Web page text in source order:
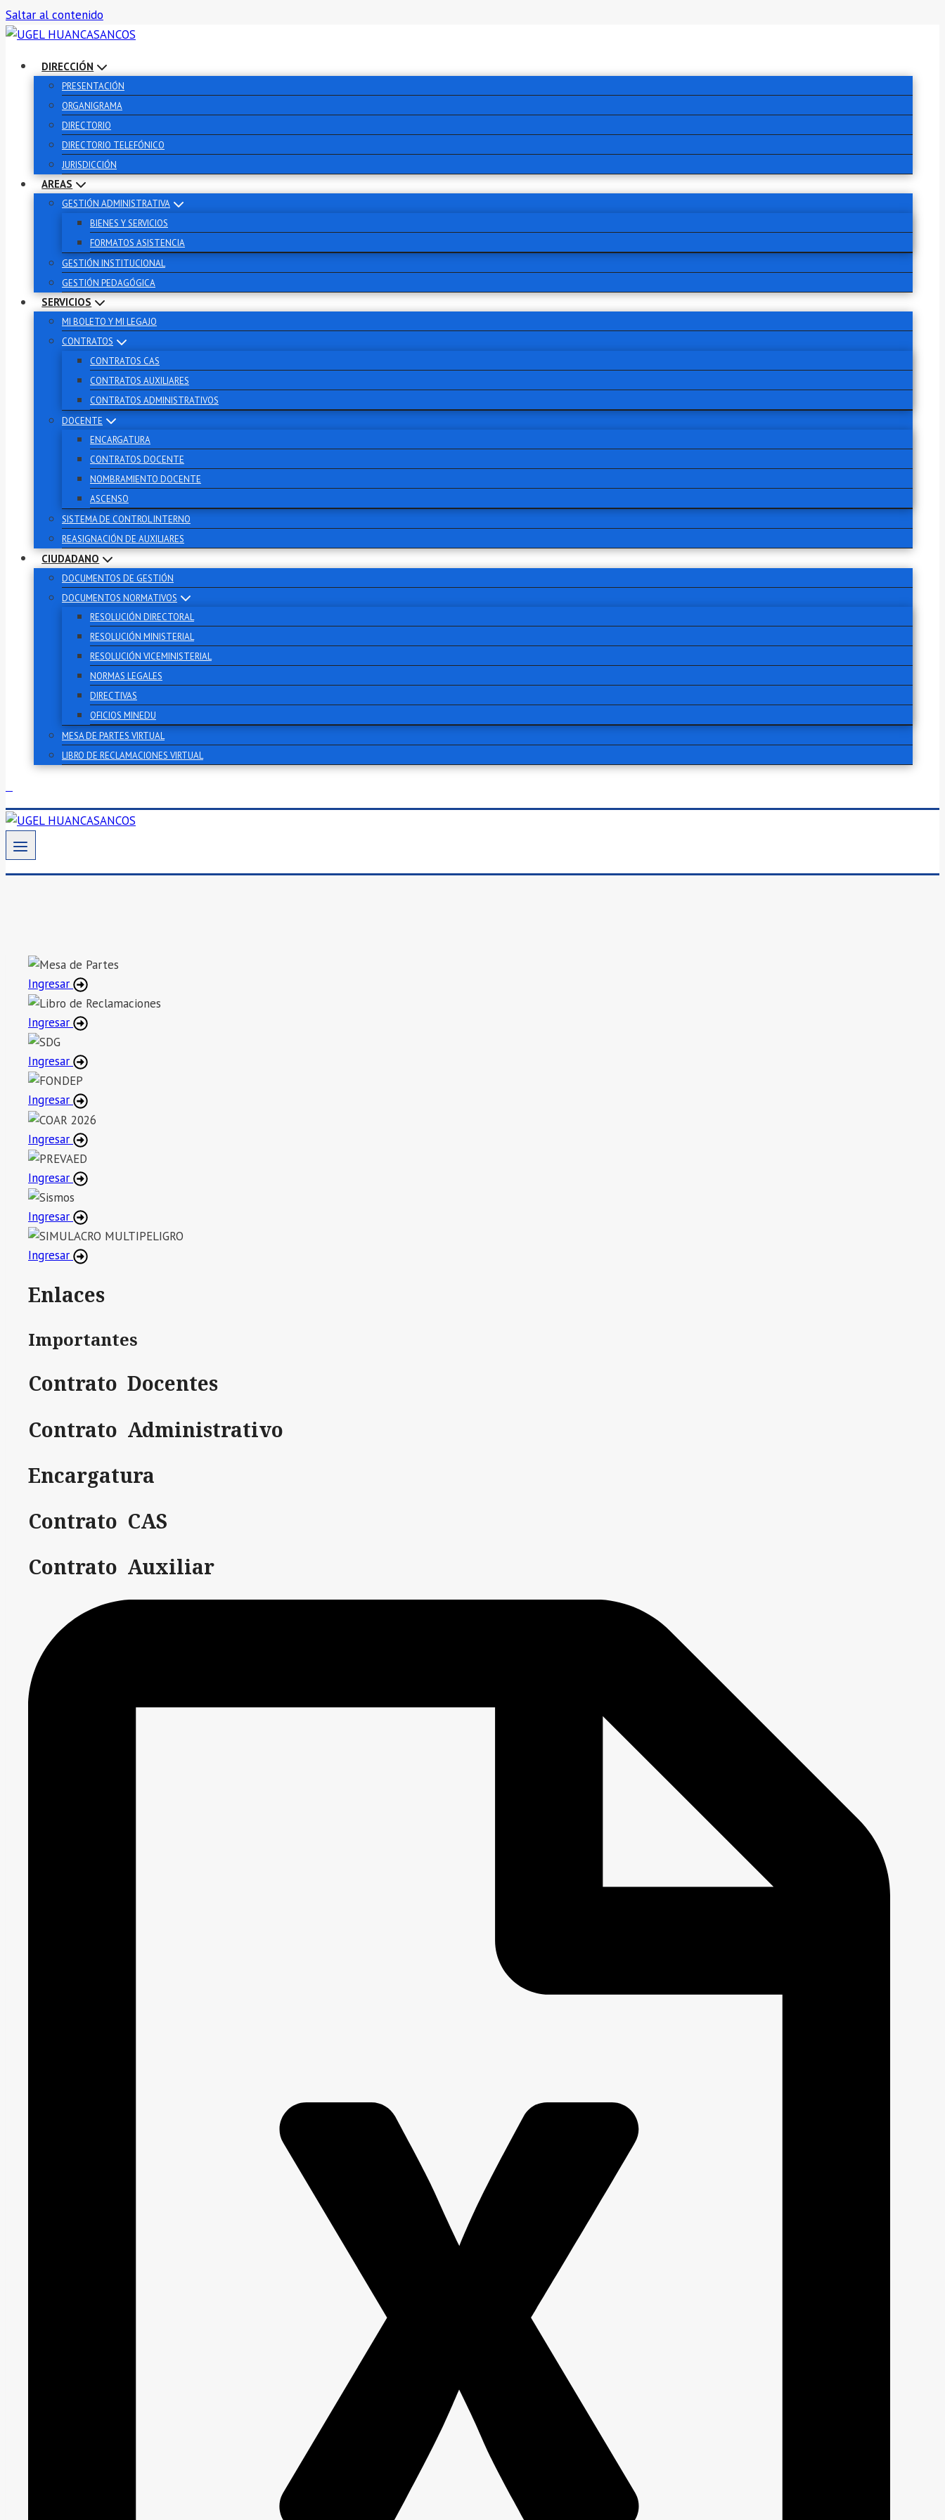
Saltar al contenido
DIRECCIÓN
PRESENTACIÓN
ORGANIGRAMA
DIRECTORIO
DIRECTORIO TELEFÓNICO
JURISDICCIÓN
AREAS
GESTIÓN ADMINISTRATIVA
BIENES Y SERVICIOS
FORMATOS ASISTENCIA
GESTIÓN INSTITUCIONAL
GESTIÓN PEDAGÓGICA
SERVICIOS
MI BOLETO Y MI LEGAJO
CONTRATOS
CONTRATOS CAS
CONTRATOS AUXILIARES
CONTRATOS ADMINISTRATIVOS
DOCENTE
ENCARGATURA
CONTRATOS DOCENTE
NOMBRAMIENTO DOCENTE
ASCENSO
SISTEMA DE CONTROL INTERNO
REASIGNACIÓN DE AUXILIARES
CIUDADANO
DOCUMENTOS DE GESTIÓN
DOCUMENTOS NORMATIVOS
RESOLUCIÓN DIRECTORAL
RESOLUCIÓN MINISTERIAL
RESOLUCIÓN VICEMINISTERIAL
NORMAS LEGALES
DIRECTIVAS
OFICIOS MINEDU
MESA DE PARTES VIRTUAL
LIBRO DE RECLAMACIONES VIRTUAL
Ingresar
Ingresar
Ingresar
Ingresar
Ingresar
Ingresar
Ingresar
Ingresar
Enlaces
Importantes
Contrato Docentes
Contrato Administrativo
Encargatura
Contrato CAS
Contrato Auxiliar